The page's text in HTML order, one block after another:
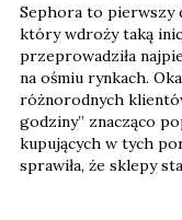
Sephora to pierwszy
który wdroży taką
przeprowadziła
na ośmiu rynkach.
różnorodnych
godziny” znacząco
kupujących w tych
sprawiła, że ​​sklepy